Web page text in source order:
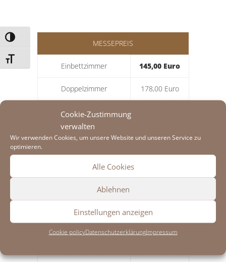
Cookie-Zustimmung
verwalten
Wir verwenden Cookies, um unsere Website und unseren Service zu
optimieren.
Alle Cookies
Ablehnen
Einstellungen anzeigen
Cookie policyDatenschutzerklärungImpressum
Umschalten auf hohe Kontraste
Schrift vergrößern
MESSEPREIS
Einbettzimmer 145,00 Euro
Doppelzimmer 178,00 Euro
Doppelzimmer + Couch
3-Bett-Zimmer 250,00 Euro
Einbettzimmer (klein) 92,00 Euro
OKTOBERFESTPREIS